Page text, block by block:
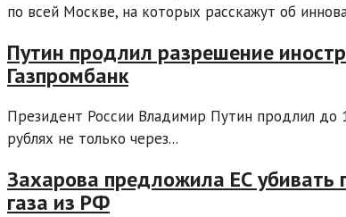
по всей Москве, на которых расскажут об
Путин продлил разрешение
Газпромбанк
Президент России Владимир Путин продлил до
рублях не только через...
Захарова предложила ЕС
газа из РФ